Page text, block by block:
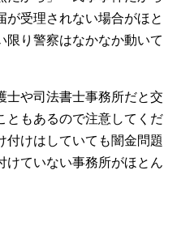
が受理されない場合がほと
限り警察はなかなか動いて
士や司法書士事務所だと交
ともあるので注意してくだ
付けはしていても闇金問題
けていない事務所がほとん